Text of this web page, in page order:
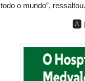
todo o mundo”, ressaltou.
🅰️